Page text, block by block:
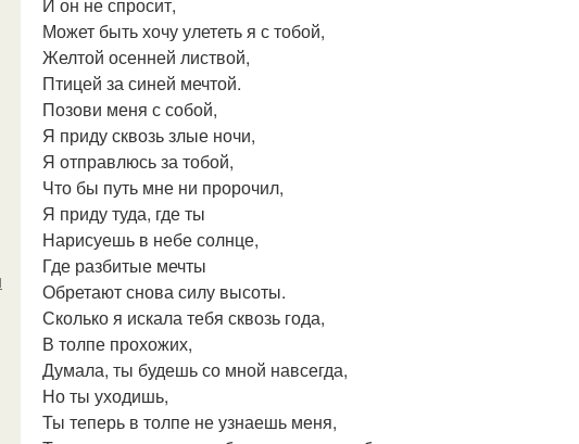
Может быть хочу улететь я с тобой,
Желтой осенней листвой,
Птицей за синей мечтой.
Позови меня с собой,
Я приду сквозь злые ночи,
Я отправлюсь за тобой,
Что бы путь мне ни пророчил,
Я приду туда, где ты
Нарисуешь в небе солнце,
Где разбитые мечты
Обретают снова силу высоты.
Сколько я искала тебя сквозь года,
В толпе прохожих,
Думала, ты будешь со мной навсегда,
Но ты уходишь,
Ты теперь в толпе не узнаешь меня,